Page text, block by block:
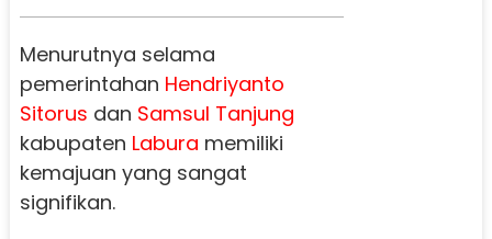
Menurutnya selama
pemerintahan Hendriyanto
Sitorus dan Samsul Tanjung
kabupaten Labura memiliki
kemajuan yang sangat
signifikan.